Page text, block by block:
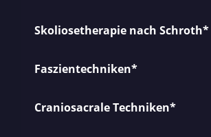
Skoliosetherapie nach Schroth*
Faszientechniken*
Craniosacrale Techniken*